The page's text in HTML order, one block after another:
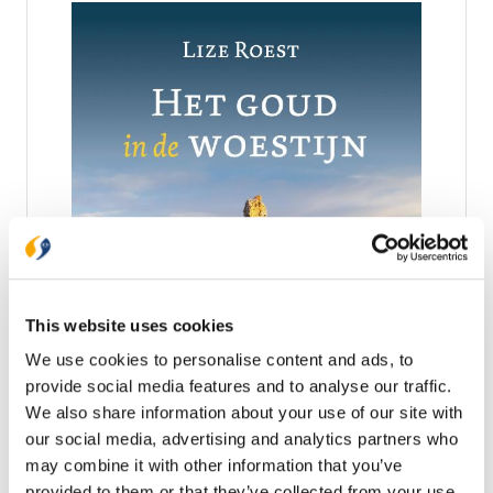
This website uses cookies
We use cookies to personalise content and ads, to
provide social media features and to analyse our traffic.
We also share information about your use of our site with
our social media, advertising and analytics partners who
may combine it with other information that you’ve
Arjan Zantingh (1972) maakte een bijzondere reis
van ongelovig naar gelovig en van bedrijfseconoom
Arjan is een nuchtere noorderling met een bevlogen
Het goud in de woestijn
In het leven wisselen etappes vol bloei en blijdschap
zich af met etappes vol zorgen en onzekerheden.
Dit boek biedt lezers een goede grondhouding om
met de hindernissen en uitdagingen van het leven
om te gaan. In Het goud in de woestijn neemt Lize
Roest de lezer mee in het geromantiseerde verhaal
van Mozes, op zoek naar goud in de woestijn:
€ 21,99
Op voorraad